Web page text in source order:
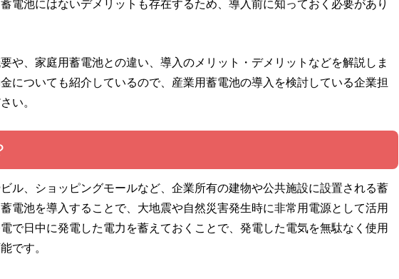
電池にはないデメリットも存在するため、導入前に知っておく必要があり
や、家庭用蓄電池との違い、導入のメリット・デメリットなどを解説しま
についても紹介しているので、産業用蓄電池の導入を検討している企業担
い。
ル、ショッピングモールなど、企業所有の建物や公共施設に設置される蓄
電池を導入することで、大地震や自然災害発生時に非常用電源として活用
で日中に発電した電力を蓄えておくことで、発電した電気を無駄なく使用
です。